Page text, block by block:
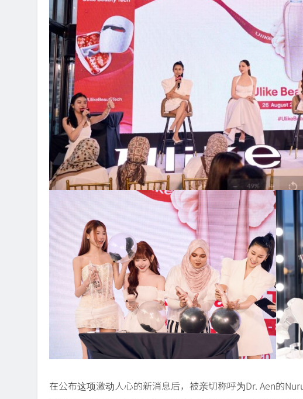
在公布这项激动人心的新消息后，被亲切称呼为Dr. Aen的